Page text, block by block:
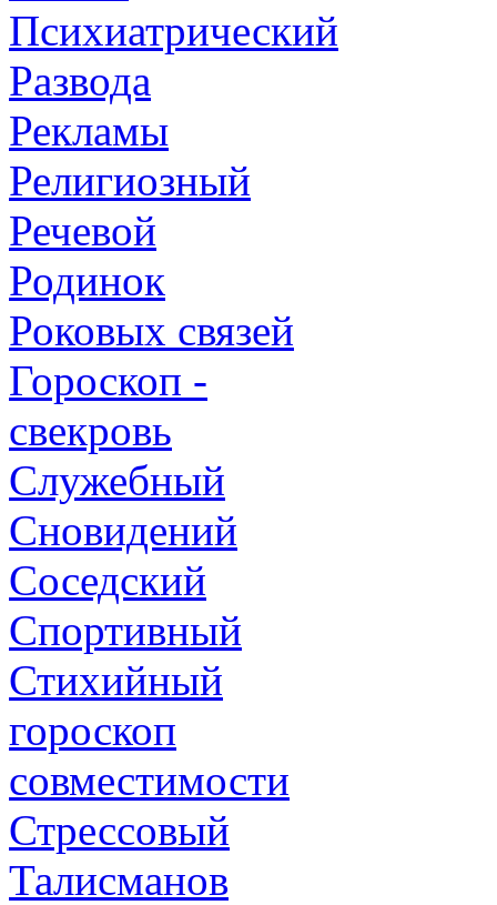
Психиатрический
Развода
Рекламы
Религиозный
Речевой
Родинок
Роковых связей
Гороскоп -
свекровь
Служебный
Сновидений
Соседский
Спортивный
Стихийный
гороскоп
совместимости
Стрессовый
Талисманов